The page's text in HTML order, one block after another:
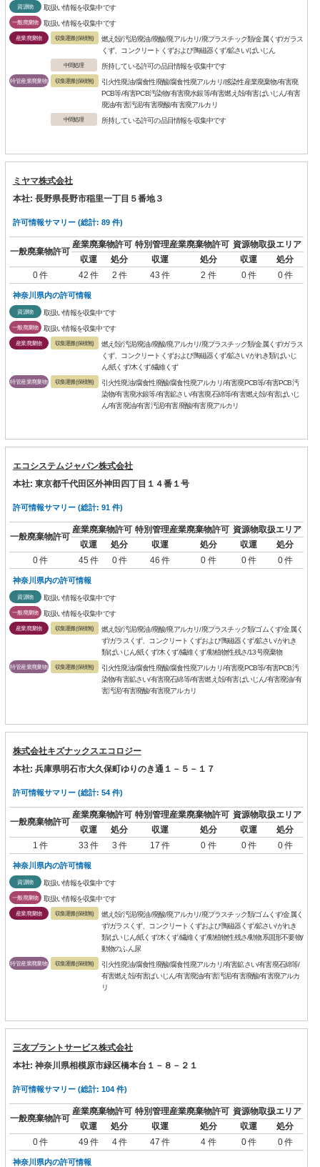
資源物 取扱い情報を収集中です
一般廃棄物 取扱い情報を収集中です
産業廃棄物 収集運搬(保積無)
燃え殻/汚泥/廃油/廃酸/廃アルカリ/廃プラスチック類/金属くず/ガラス
くず、コンクリートくずおよび陶磁器くず/鉱さい/ばいじん
中間処理 所持している許可の品目情報を収集中です
特管産業廃棄物 収集運搬(保積無)
引火性廃油/腐食性廃酸/腐食性廃アルカリ/感染性産業廃棄物/有害廃
PCB等/有害PCB汚染物/有害廃水銀等/有害燃え殻/有害ばいじん/有害
廃油/有害汚泥/有害廃酸/有害廃アルカリ
中間処理 所持している許可の品目情報を収集中です
ミヤマ株式会社
本社: 長野県長野市稲里一丁目５番地３
許可情報サマリー (総計: 89 件)
一般廃棄物許可
産業廃棄物許可 特別管理産業廃棄物許可 資源物取扱エリア
収運
処分 収運 処分 収運
処分
0 件
42 件 2 件 43 件 2 件 0 件 0 件
神奈川県内の許可情報
資源物 取扱い情報を収集中です
一般廃棄物 取扱い情報を収集中です
産業廃棄物 収集運搬(保積無)
燃え殻/汚泥/廃油/廃酸/廃アルカリ/廃プラスチック類/金属くず/ガラス
くず、コンクリートくずおよび陶磁器くず/鉱さい/がれき類/ばいじ
ん/紙くず/木くず/繊維くず
特管産業廃棄物 収集運搬(保積無)
引火性廃油/腐食性廃酸/腐食性廃アルカリ/有害廃PCB等/有害PCB汚
染物/有害廃水銀等/有害鉱さい/有害廃石綿等/有害燃え殻/有害ばいじ
ん/有害廃油/有害汚泥/有害廃酸/有害廃アルカリ
エコシステムジャパン株式会社
本社: 東京都千代田区外神田四丁目１４番１号
許可情報サマリー (総計: 91 件)
一般廃棄物許可
産業廃棄物許可 特別管理産業廃棄物許可 資源物取扱エリア
収運
処分 収運 処分 収運
処分
0 件
45 件 0 件 46 件 0 件 0 件 0 件
神奈川県内の許可情報
資源物 取扱い情報を収集中です
一般廃棄物 取扱い情報を収集中です
産業廃棄物 収集運搬(保積無)
燃え殻/汚泥/廃油/廃酸/廃アルカリ/廃プラスチック類/ゴムくず/金属く
ず/ガラスくず、コンクリートくずおよび陶磁器くず/鉱さい/がれき
類/ばいじん/紙くず/木くず/繊維くず/動植物性残さ/13号廃棄物
特管産業廃棄物 収集運搬(保積無)
引火性廃油/腐食性廃酸/腐食性廃アルカリ/有害廃PCB等/有害PCB汚
染物/有害鉱さい/有害廃石綿等/有害燃え殻/有害ばいじん/有害廃油/有
害汚泥/有害廃酸/有害廃アルカリ
株式会社キズナックスエコロジー
本社: 兵庫県明石市大久保町ゆりのき通１－５－１７
許可情報サマリー (総計: 54 件)
一般廃棄物許可
産業廃棄物許可 特別管理産業廃棄物許可 資源物取扱エリア
収運
処分 収運 処分 収運
処分
1 件
33 件 3 件 17 件 0 件 0 件 0 件
神奈川県内の許可情報
資源物 取扱い情報を収集中です
一般廃棄物 取扱い情報を収集中です
産業廃棄物 収集運搬(保積無)
燃え殻/汚泥/廃油/廃酸/廃アルカリ/廃プラスチック類/ゴムくず/金属く
ず/ガラスくず、コンクリートくずおよび陶磁器くず/鉱さい/がれき
類/ばいじん/紙くず/木くず/繊維くず/動植物性残さ/動物系固形不要物/
動物のふん尿
特管産業廃棄物 収集運搬(保積無)
引火性廃油/腐食性廃酸/腐食性廃アルカリ/有害鉱さい/有害廃石綿等/
有害燃え殻/有害ばいじん/有害廃油/有害汚泥/有害廃酸/有害廃アルカ
リ
三友プラントサービス株式会社
本社: 神奈川県相模原市緑区橋本台１－８－２１
許可情報サマリー (総計: 104 件)
一般廃棄物許可
産業廃棄物許可 特別管理産業廃棄物許可 資源物取扱エリア
収運
処分 収運 処分 収運
処分
0 件
49 件 4 件 47 件 4 件 0 件 0 件
神奈川県内の許可情報